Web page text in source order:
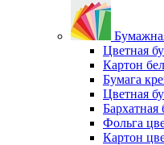
Цветная
Картон
Бумага
Цветная
Бархатная
Фольга
Картон